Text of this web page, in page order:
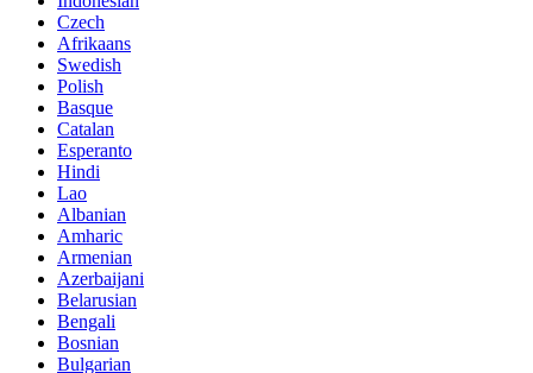
Czech
Afrikaans
Swedish
Polish
Basque
Catalan
Esperanto
Hindi
Lao
Albanian
Amharic
Armenian
Azerbaijani
Belarusian
Bengali
Bosnian
Bulgarian